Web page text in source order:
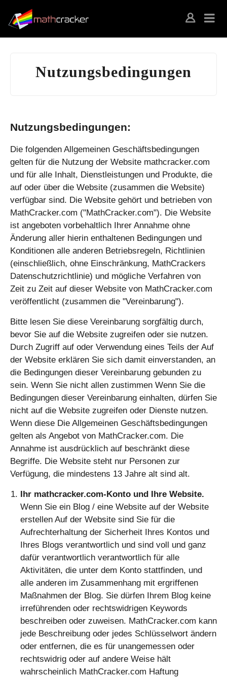
Nutzungsbedingungen
Nutzungsbedingungen:
Die folgenden Allgemeinen Geschäftsbedingungen
gelten für die Nutzung der Website mathcracker.com
und für alle Inhalt, Dienstleistungen und Produkte, die
auf oder über die Website (zusammen die Website)
verfügbar sind. Die Website gehört und betrieben von
MathCracker.com ("MathCracker.com"). Die Website
ist angeboten vorbehaltlich Ihrer Annahme ohne
Änderung aller hierin enthaltenen Bedingungen und
Konditionen alle anderen Betriebsregeln, Richtlinien
(einschließlich, ohne Einschränkung, MathCrackers
Datenschutzrichtlinie) und mögliche Verfahren von
Zeit zu Zeit auf dieser Website von MathCracker.com
veröffentlicht (zusammen die "Vereinbarung").
Bitte lesen Sie diese Vereinbarung sorgfältig durch,
bevor Sie auf die Website zugreifen oder sie nutzen.
Durch Zugriff auf oder Verwendung eines Teils der Auf
der Website erklären Sie sich damit einverstanden, an
die Bedingungen dieser Vereinbarung gebunden zu
sein. Wenn Sie nicht allen zustimmen Wenn Sie die
Bedingungen dieser Vereinbarung einhalten, dürfen Sie
nicht auf die Website zugreifen oder Dienste nutzen.
Wenn diese Die Allgemeinen Geschäftsbedingungen
gelten als Angebot von MathCracker.com. Die
Annahme ist ausdrücklich auf beschränkt diese
Begriffe. Die Website steht nur Personen zur
Verfügung, die mindestens 13 Jahre alt sind alt.
Ihr mathcracker.com-Konto und Ihre Website.
Wenn Sie ein Blog / eine Website auf der Website
erstellen Auf der Website sind Sie für die
Aufrechterhaltung der Sicherheit Ihres Kontos und
Ihres Blogs verantwortlich und sind voll und ganz
dafür verantwortlich verantwortlich für alle
Aktivitäten, die unter dem Konto stattfinden, und
alle anderen im Zusammenhang mit ergriffenen
Maßnahmen der Blog. Sie dürfen Ihrem Blog keine
irreführenden oder rechtswidrigen Keywords
beschreiben oder zuweisen. MathCracker.com kann
jede Beschreibung oder jedes Schlüsselwort ändern
oder entfernen, die es für unangemessen oder
rechtswidrig oder auf andere Weise hält
wahrscheinlich MathCracker.com Haftung